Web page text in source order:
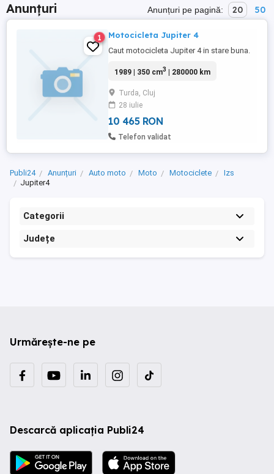
Anunțuri Anunțuri pe pagină: 20 50
1 Motocicleta Jupiter 4
Caut motocicleta Jupiter 4 in stare buna.
1989 | 350 cm3 | 280000 km
Turda, Cluj
28 iulie
10 465 RON
Telefon validat
Publi24 Anunțuri Auto moto Moto Motociclete
Izs
Jupiter4
Categorii
Județe
Urmărește-ne pe
Descarcă aplicația Publi24